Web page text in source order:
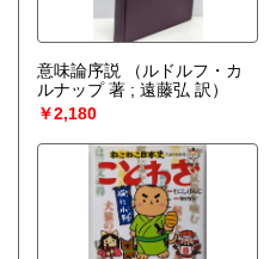
意味論序説
（ルドルフ・カ
ルナップ 著 ; 遠藤弘 訳）
￥2,180